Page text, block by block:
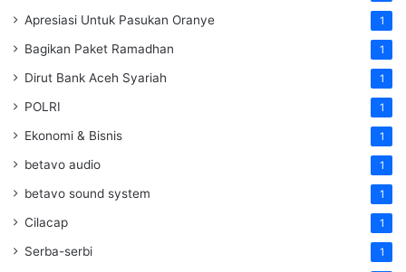
Apresiasi Untuk Pasukan Oranye 1
Bagikan Paket Ramadhan 1
Dirut Bank Aceh Syariah 1
POLRI 1
Ekonomi & Bisnis 1
betavo audio 1
betavo sound system 1
Cilacap 1
Serba-serbi 1